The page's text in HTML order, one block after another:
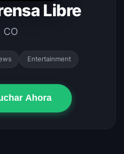
Libre
CO
Entertainment
Ahora